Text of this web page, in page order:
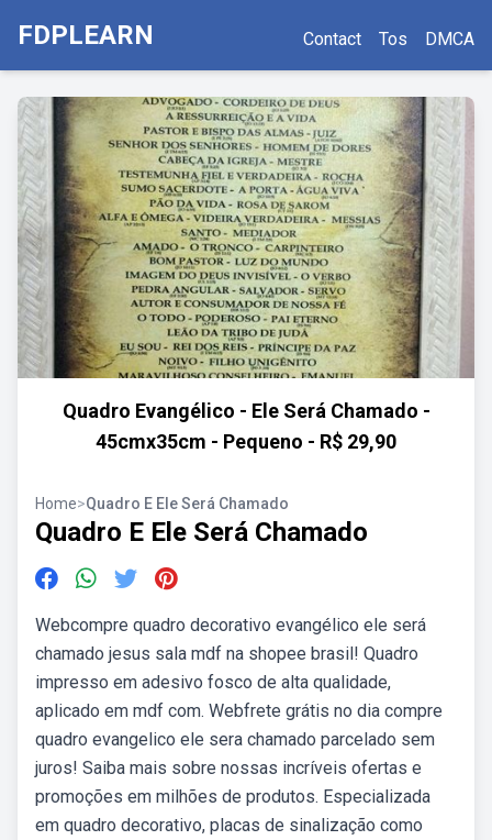
FDPLEARN Contact Tos DMCA
Quadro Evangélico - Ele Será Chamado -
45cmx35cm - Pequeno - R$ 29,90
Home>Quadro E Ele Será Chamado
Quadro E Ele Será Chamado
Webcompre quadro decorativo evangélico ele será
chamado jesus sala mdf na shopee brasil! Quadro
impresso em adesivo fosco de alta qualidade,
aplicado em mdf com. Webfrete grátis no dia compre
quadro evangelico ele sera chamado parcelado sem
juros! Saiba mais sobre nossas incríveis ofertas e
promoções em milhões de produtos. Especializada
em quadro decorativo, placas de sinalização como